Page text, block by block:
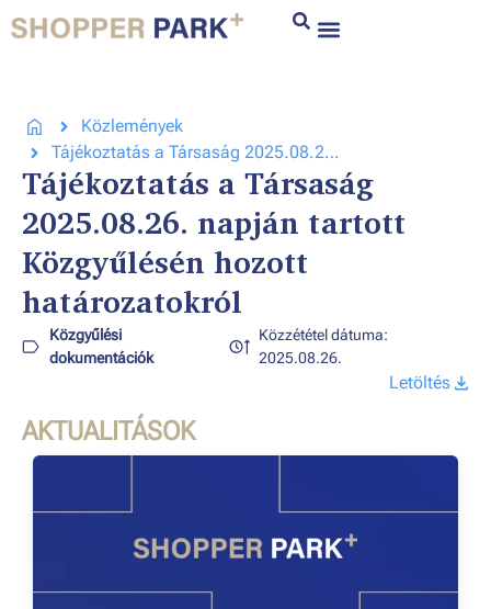
Közlemények
Tájékoztatás a Társaság 2025.08.26. napján tartott Közgyűlésén hozott határozatokról
Tájékoztatás a Társaság
2025.08.26. napján tartott
Közgyűlésén hozott
határozatokról
Közgyűlési
dokumentációk
Közzététel dátuma:
2025.08.26.
Letöltés
AKTUALITÁSOK